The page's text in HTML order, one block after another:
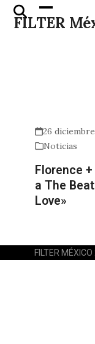
Skip
FILTER
Open
mobile
Close
mobile
26
Noticias
Florence
a The
Love»
FILTER